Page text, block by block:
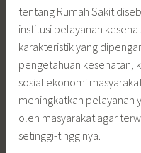
tentang Rumah Sakit
institusi pelayanan
karakteristik yang
pengetahuan kesehatan,
sosial ekonomi
meningkatkan pelayanan
oleh masyarakat agar
setinggi-tingginya.